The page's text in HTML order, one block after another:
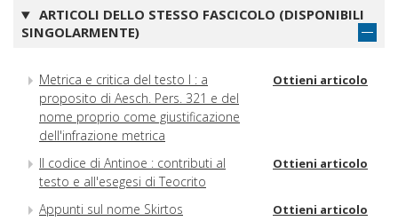
ARTICOLI DELLO STESSO FASCICOLO (DISPONIBILI
SINGOLARMENTE)
Metrica e critica del testo I : a
proposito di Aesch. Pers. 321 e del
nome proprio come giustificazione
dell'infrazione metrica
Ottieni articolo
Il codice di Antinoe : contributi al
testo e all'esegesi di Teocrito
Ottieni articolo
Appunti sul nome Skirtos Ottieni articolo